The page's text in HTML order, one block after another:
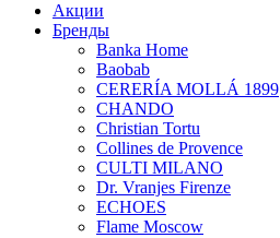
Акции
Бренды
Banka Home
Baobab
CERERÍA MOLLÁ 1899
CHANDO
Christian Tortu
Collines de Provence
CULTI MILANO
Dr. Vranjes Firenze
ECHOES
Flame Moscow